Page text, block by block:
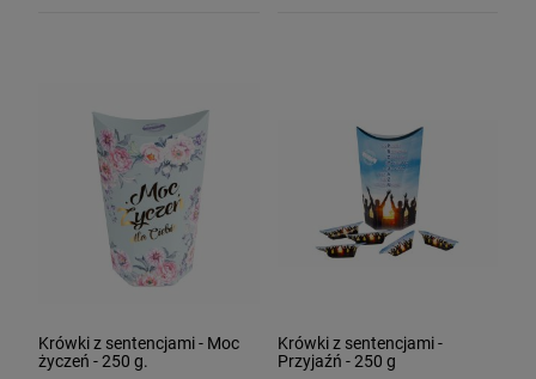
Krówki z sentencjami - Moc
życzeń - 250 g.
Krówki z sentencjami -
Przyjaźń - 250 g